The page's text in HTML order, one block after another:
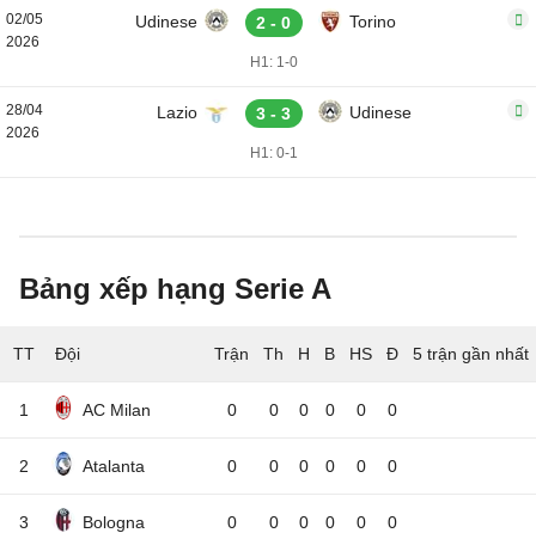
02/05
2026
Udinese 2 - 0 Torino
H1: 1-0
28/04
2026
Lazio 3 - 3 Udinese
H1: 0-1
Bảng xếp hạng Serie A
TT Đội 5 trận gần nhất
1 AC Milan 0 0 0 0 0 0
2 Atalanta 0 0 0 0 0 0
3 Bologna 0 0 0 0 0 0